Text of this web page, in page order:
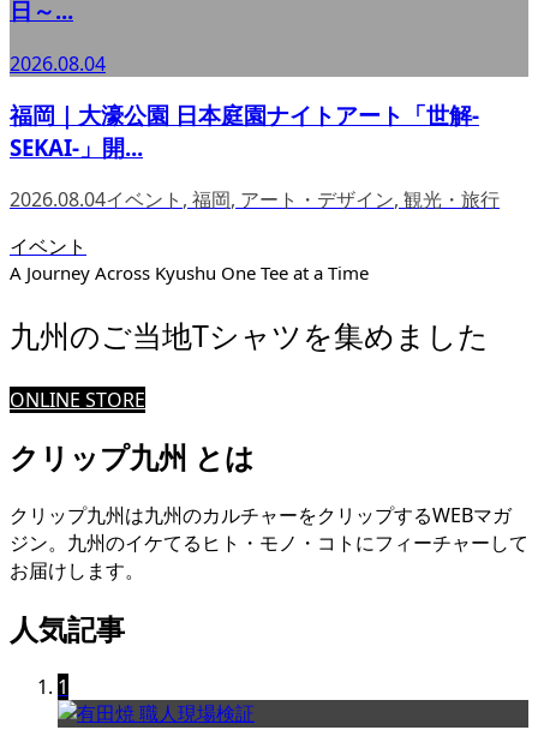
日～...
2026.08.04
福岡｜大濠公園 日本庭園ナイトアート「世解-
SEKAI-」開...
2026.08.04イベント , 福岡, アート・デザイン, 観光・旅行
イベント
A Journey Across Kyushu One Tee at a Time
九州のご当地Tシャツを集めました
ONLINE STORE
クリップ九州 とは
クリップ九州は九州のカルチャーをクリップするWEBマガ
ジン。九州のイケてるヒト・モノ・コトにフィーチャーして
お届けします。
人気記事
1